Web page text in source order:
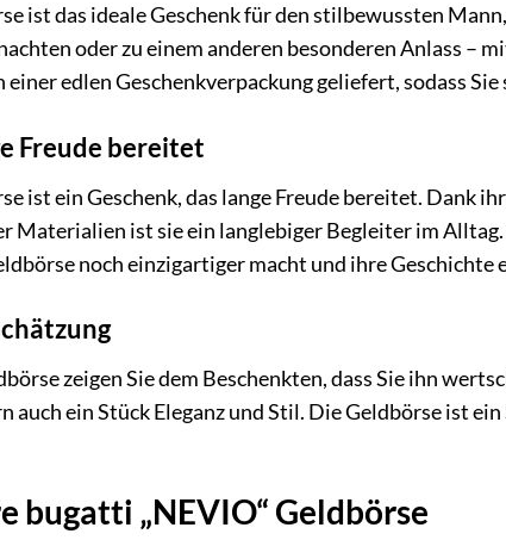
ist das ideale Geschenk für den stilbewussten
oder zu einem anderen besonderen Anlass –
edlen Geschenkverpackung geliefert, sodass
Freude bereitet
ist ein Geschenk, das lange Freude bereitet. Dank
Materialien ist sie ein langlebiger Begleiter im
noch einzigartiger macht und ihre Geschichte
zeigen Sie dem Beschenkten, dass Sie ihn
auch ein Stück Eleganz und Stil. Die Geldbörse ist
bugatti „NEVIO“ Geldbörse